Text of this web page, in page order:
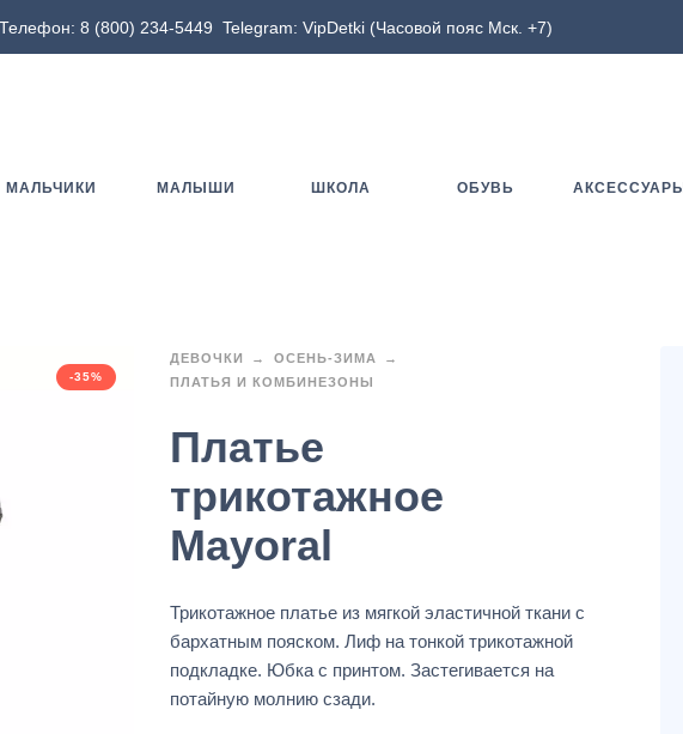
Телефон: 8 (800) 234-5449 Telegram: VipDetki (Часовой пояс Мск. +7)
МАЛЬЧИКИ МАЛЫШИ ШКОЛА ОБУВЬ АКСЕССУАРЫ
-35%
ДЕВОЧКИ
ОСЕНЬ-ЗИМА
ПЛАТЬЯ И КОМБИНЕЗОНЫ
Платье
трикотажное
Mayoral
Трикотажное платье из мягкой эластичной ткани с
бархатным пояском. Лиф на тонкой трикотажной
подкладке. Юбка с принтом. Застегивается на
потайную молнию сзади.